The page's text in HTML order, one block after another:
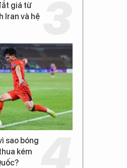
giá từ
Iran và hệ
sao bóng
kém